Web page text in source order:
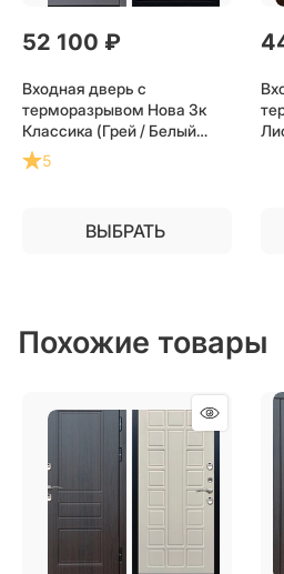
52 100 ₽
Входная дверь с
терморазрывом Нова 3к
Классика (Грей / Белый
матовый) для частного
загородного дома и дачи
5
ВЫБРАТЬ
Похожие товары